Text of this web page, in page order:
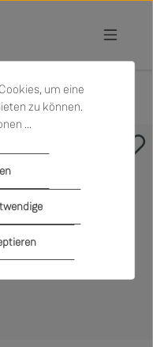
um eine
zu können.
...